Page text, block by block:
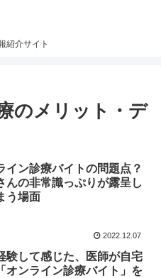
紹介サイト
のメリット・デ
イン診療バイトの問題点？
んの非常識っぷりが露呈し
う場面
2022.12.07
験して感じた、医師が自宅
オンライン診療バイト」を